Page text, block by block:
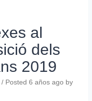
al
dels
2019
/ Posted 6 años ago by